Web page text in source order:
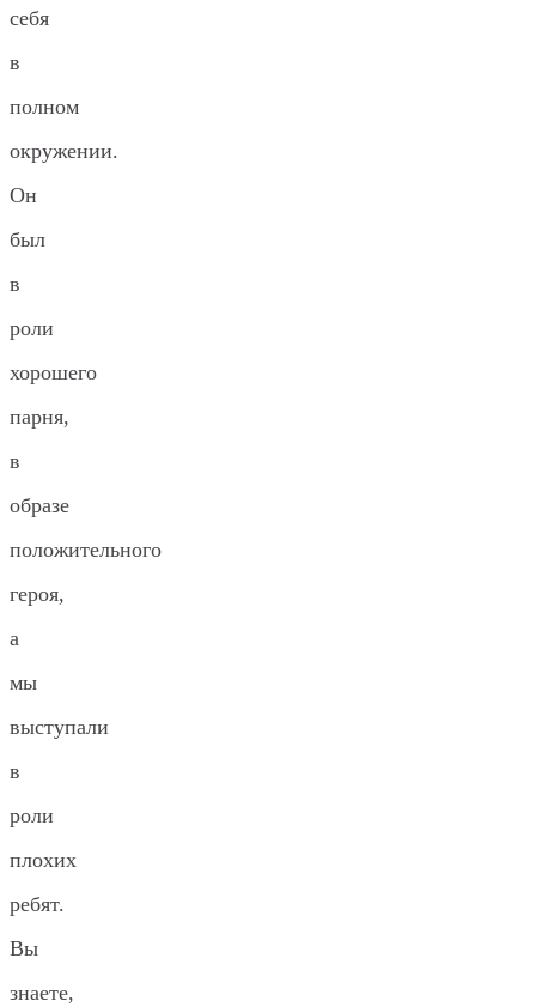
себя
в
полном
окружении.
Он
был
в
роли
хорошего
парня,
в
образе
положительного
героя,
а
мы
выступали
в
роли
плохих
ребят.
Вы
знаете,